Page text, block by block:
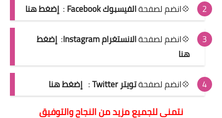
💠انضم لصفحةالفيسبوك Facebook : إضغط هنا
💠انضم لصفحةالانستغرام Instagram : إضغط
هنا
💠انضم لصفحةتويتر Twitter : إضغط هنا
نتمنى للجميع مزيد من النجاح والتوفيق